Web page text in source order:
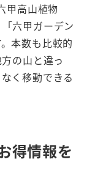
甲高山植物
六甲ガーデン
本数も比較的
の山と違っ
く移動できる
得情報を